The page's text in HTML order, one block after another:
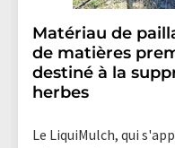
Matériau de
de matières
destiné à la
herbes
Le LiquiMulch, qui